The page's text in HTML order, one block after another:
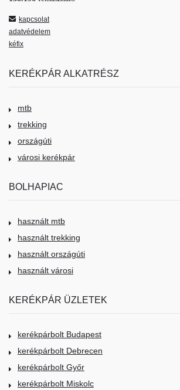
kapcsolat
adatvédelem
kéfix
KERÉKPÁR ALKATRÉSZ
mtb
trekking
országúti
városi kerékpár
BOLHAPIAC
használt mtb
használt trekking
használt országúti
használt városi
KERÉKPÁR ÜZLETEK
kerékpárbolt Budapest
kerékpárbolt Debrecen
kerékpárbolt Győr
kerékpárbolt Miskolc